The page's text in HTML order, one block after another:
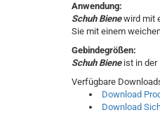
Anwendung:
Schuh Bienewird mit
Sie mit einem
Gebindegrößen:
Schuh Bieneist in der
Verfügbare
Download
Download